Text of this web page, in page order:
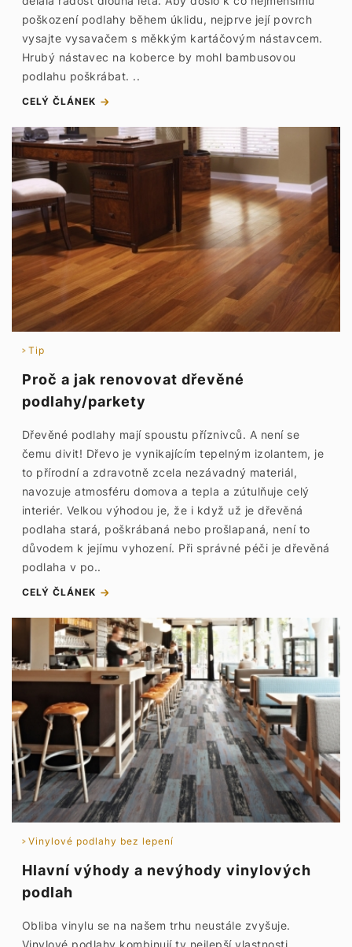
poškození podlahy během úklidu, nejprve její povrch
vysajte vysavačem s měkkým kartáčovým nástavcem.
Hrubý nástavec na koberce by mohl bambusovou
podlahu poškrábat. ..
CELÝ ČLÁNEK
Tip
Proč a jak renovovat dřevěné
podlahy/parkety
Dřevěné podlahy mají spoustu příznivců. A není se
čemu divit! Dřevo je vynikajícím tepelným izolantem, je
to přírodní a zdravotně zcela nezávadný materiál,
navozuje atmosféru domova a tepla a zútulňuje celý
interiér. Velkou výhodou je, že i když už je dřevěná
podlaha stará, poškrábaná nebo prošlapaná, není to
důvodem k jejímu vyhození. Při správné péči je dřevěná
podlaha v po..
CELÝ ČLÁNEK
Vinylové podlahy bez lepení
Hlavní výhody a nevýhody vinylových
podlah
Obliba vinylu se na našem trhu neustále zvyšuje.
Vinylové podlahy kombinují ty nejlepší vlastnosti